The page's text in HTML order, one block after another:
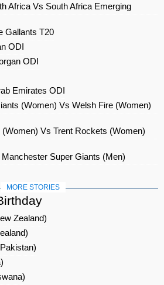
Africa Vs South Africa Emerging
Gallants T20
ODI
ODI
Emirates ODI
(Women) Vs Welsh Fire (Women)
Vs Trent Rockets (Women)
Super Giants (Men)
MORE STORIES
Zealand)